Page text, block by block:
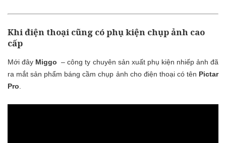
Khi điện thoại cũng có phụ kiện chụp ảnh cao
cấp
Mới đây Miggo – công ty chuyên sản xuất phụ kiện nhiếp ảnh đã
ra mắt sản phẩm báng cầm chụp ảnh cho điện thoại có tên Pictar
Pro.